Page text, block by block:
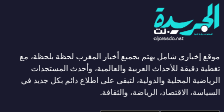
موقع إخباري شامل يهتم بجميع أخبار المغرب لحظة بلحظة، مع
تغطية دقيقة للأحداث العربية والعالمية، وأحدث المستجدات
الرياضية المحلية والدولية، لتبقى على اطلاع دائم بكل جديد في
السياسة، الاقتصاد، الرياضة، والثقافة.